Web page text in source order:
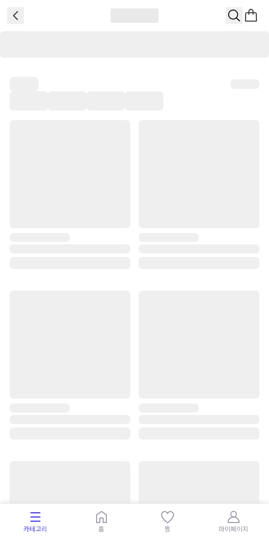
카테고리 홈 찜 마이페이지